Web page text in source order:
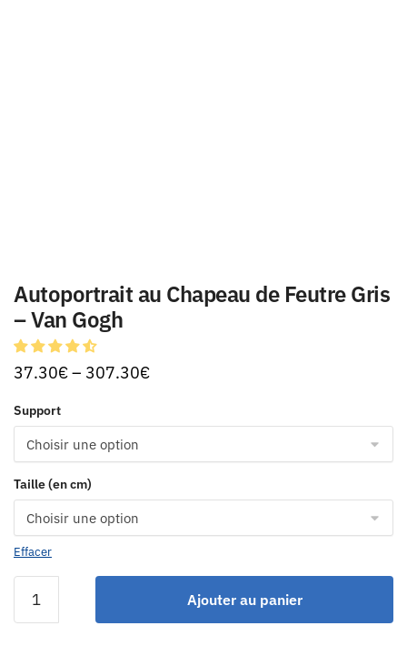
Autoportrait au Chapeau de Feutre Gris
– Van Gogh
37.30€– 307.30€
Support
Taille (en cm)
Effacer
Ajouter au panier